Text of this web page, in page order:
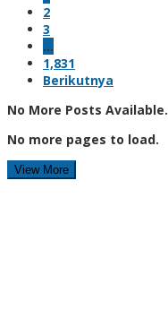
2
3
…
1,831
Berikutnya
No More Posts Available.
No more pages to load.
View More